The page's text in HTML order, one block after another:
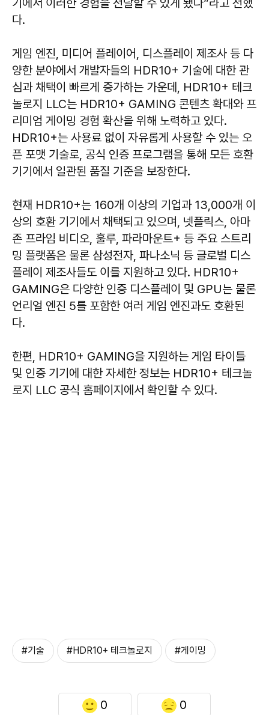
기에서 이러한 경험을 전달할 수 있게 됐다”라고 전했
다.
게임 엔진, 미디어 플레이어, 디스플레이 제조사 등 다
양한 분야에서 개발자들의 HDR10+ 기술에 대한 관
심과 채택이 빠르게 증가하는 가운데, HDR10+ 테크
놀로지 LLC는 HDR10+ GAMING 콘텐츠 확대와 프
리미엄 게이밍 경험 확산을 위해 노력하고 있다.
HDR10+는 사용료 없이 자유롭게 사용할 수 있는 오
픈 포맷 기술로, 공식 인증 프로그램을 통해 모든 호환
기기에서 일관된 품질 기준을 보장한다.
현재 HDR10+는 160개 이상의 기업과 13,000개 이
상의 호환 기기에서 채택되고 있으며, 넷플릭스, 아마
존 프라임 비디오, 훌루, 파라마운트+ 등 주요 스트리
밍 플랫폼은 물론 삼성전자, 파나소닉 등 글로벌 디스
플레이 제조사들도 이를 지원하고 있다. HDR10+
GAMING은 다양한 인증 디스플레이 및 GPU는 물론
언리얼 엔진 5를 포함한 여러 게임 엔진과도 호환된
다.
한편, HDR10+ GAMING을 지원하는 게임 타이틀
및 인증 기기에 대한 자세한 정보는 HDR10+ 테크놀
로지 LLC 공식 홈페이지에서 확인할 수 있다.
#기술 #HDR10+ 테크놀로지 #게이밍
0 0